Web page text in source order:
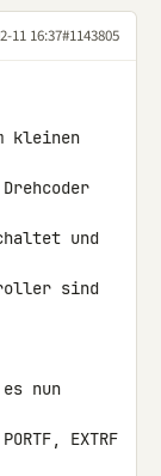
11 16:37#1143805
kleinen
und
sind
nun
EXTRF